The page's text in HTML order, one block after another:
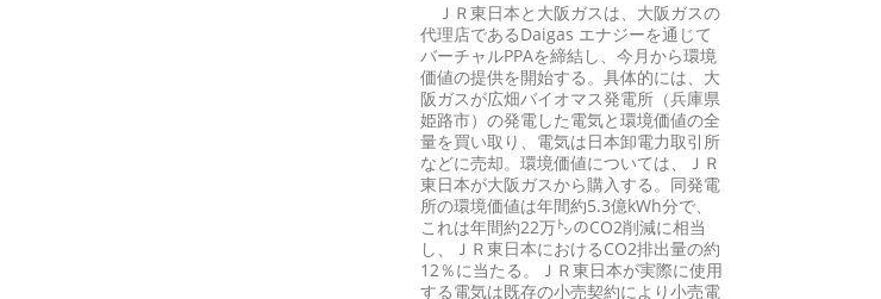
ＪＲ東日本と大阪ガスは、大阪ガスの
代理店であるDaigas エナジーを通じて
バーチャルPPAを締結し、今月から環境
価値の提供を開始する。具体的には、大
阪ガスが広畑バイオマス発電所（兵庫県
姫路市）の発電した電気と環境価値の全
量を買い取り、電気は日本卸電力取引所
などに売却。環境価値については、ＪＲ
東日本が大阪ガスから購入する。同発電
所の環境価値は年間約5.3億kWh分で、
これは年間約22万㌧のCO2削減に相当
し、ＪＲ東日本におけるCO2排出量の約
12％に当たる。ＪＲ東日本が実際に使用
する電気は既存の小売契約により小売電